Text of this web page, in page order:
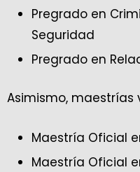
Pregrado en
Seguridad
Pregrado en
Asimismo, maestrías
Maestría Oficial
Maestría Oficial